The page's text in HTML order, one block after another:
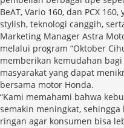
BeAT, Vario 160, dan PCX
stylish, teknologi canggih,
Marketing Manager Astra
melalui program “Oktober
memberikan kemudahan
masyarakat yang dapat
bersama motor Honda.
“Kami memahami bahwa
semakin meningkat,
ringan agar konsumen bisa